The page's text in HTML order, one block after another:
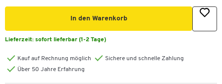
In den Warenkorb
Lieferzeit: sofort lieferbar (1-2 Tage)
Kauf auf Rechnung möglich
Sichere und schnelle Zahlung
Über 50 Jahre Erfahrung